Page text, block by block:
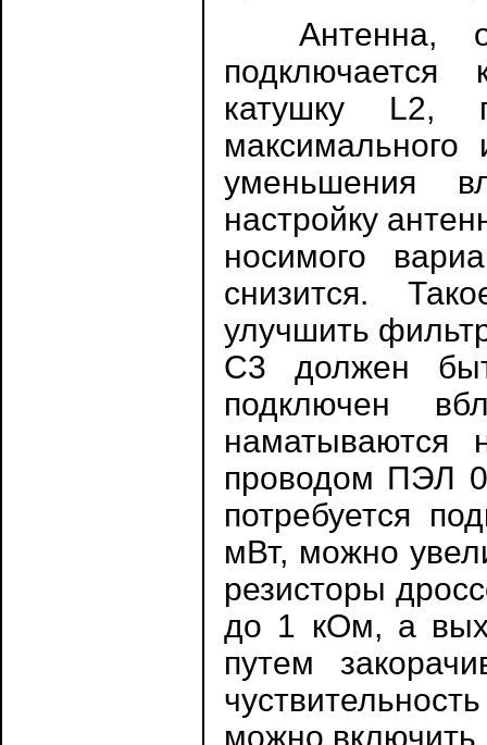
Антенна,
катушку L2,
уменьшения
настройку
носимого
снизится.
улучшить
С3 должен
подключен
наматываются
проводом ПЭЛ
потребуется
мВт, можно
резисторы
до 1 кОм, а
путем
можно включить